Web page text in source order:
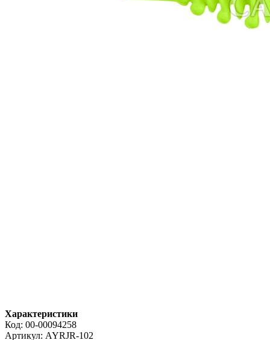
Характеристики
Код: 00-00094258
Артикул: AYRJR-102